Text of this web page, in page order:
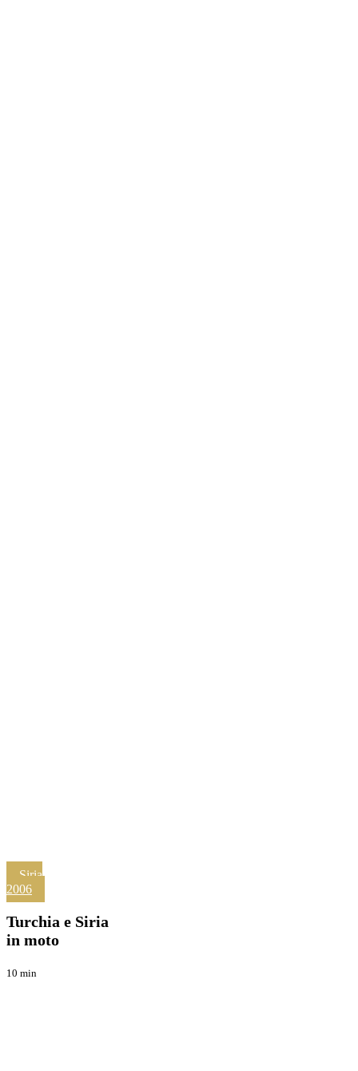
Turchia
e
Siria
in
moto
Siria
2006
Turchia e Siria
in moto
10 min